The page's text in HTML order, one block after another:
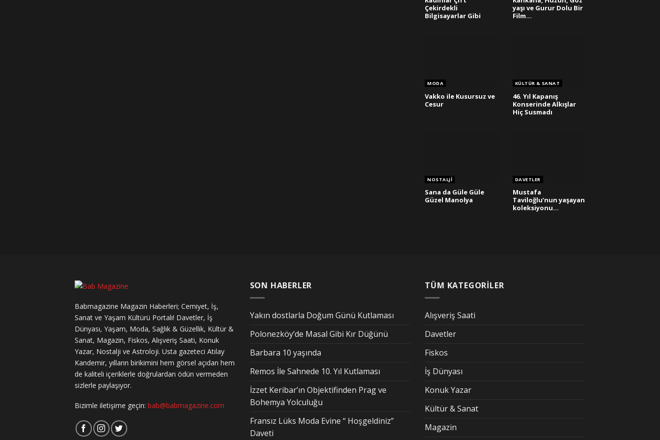
Çekirdekli
Bilgisayarlar Gibi
yaşı ve Gurur Dolu Bir
Film…
MODA
Vakko ile Kusursuz ve
Cesur
KÜLTÜR & SANAT
46. Yıl Kapanış
Konserinde Alkışlar
Hiç Susmadı
NOSTALJI
Sana da Güle Güle
Güzel Manolya
DAVETLER
Mustafa
Taviloğlu’nun yaşayan
koleksiyonu…
Babmagazine Magazin Haberleri; Cemiyet, İş,
Sanat ve Yaşam Kültürü Portalı! Davetler, İş
Dünyası, Yaşam, Moda, Sağlık & Güzellik, Kültür &
Sanat, Magazin, Fiskos, Alışveriş Saati, Konuk
Yazar, Nostalji ve Astroloji. Usta gazeteci Atılay
Kandemir, yılların birikimini hem görsel açıdan hem
de kaliteli içeriklerle doğrulardan ödün vermeden
sizlerle paylaşıyor.
Bizimle iletişime geçin: bab@babmagazine.com
SON HABERLER
Yakın dostlarla Doğum Günü Kutlaması
Polonezköy’de Masal Gibi Kır Düğünü
Barbara 10 yaşında
Remos İle Sahnede 10. Yıl Kutlaması
İzzet Keribar’ın Objektifinden Prag ve
Bohemya Yolculuğu
Fransız Lüks Moda Evine “ Hoşgeldiniz”
Daveti
TÜM KATEGORİLER
Alışveriş Saati
Davetler
Fiskos
İş Dünyası
Konuk Yazar
Kültür & Sanat
Magazin